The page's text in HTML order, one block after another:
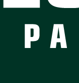
Wallabies passent